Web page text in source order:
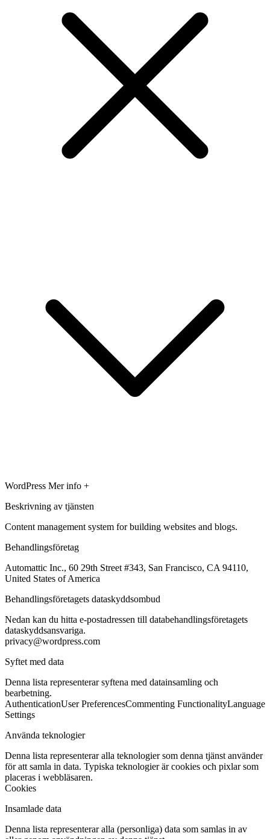
WordPress Mer info +
Beskrivning av tjänsten
Content management system for building websites and blogs.
Behandlingsföretag
Automattic Inc., 60 29th Street #343, San Francisco, CA 94110,
United States of America
Behandlingsföretagets dataskyddsombud
Nedan kan du hitta e-postadressen till databehandlingsföretagets
dataskyddsansvariga.
privacy@wordpress.com
Syftet med data
Denna lista representerar syftena med datainsamling och
bearbetning.
AuthenticationUser PreferencesCommenting FunctionalityLanguage
Settings
Använda teknologier
Denna lista representerar alla teknologier som denna tjänst använder
för att samla in data. Typiska teknologier är cookies och pixlar som
placeras i webbläsaren.
Cookies
Insamlade data
Denna lista representerar alla (personliga) data som samlas in av